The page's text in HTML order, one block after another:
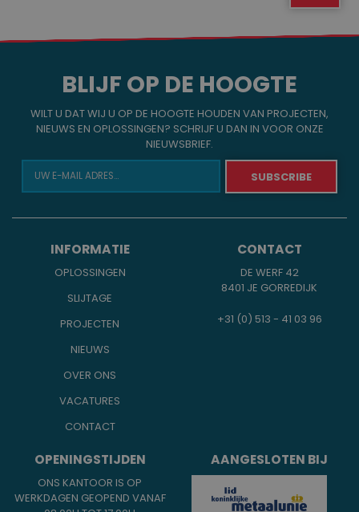
BLIJF OP DE HOOGTE
WILT U DAT WIJ U OP DE HOOGTE HOUDEN VAN PROJECTEN,
NIEUWS EN OPLOSSINGEN? SCHRIJF U DAN IN VOOR ONZE
NIEUWSBRIEF.
INFORMATIE
OPLOSSINGEN
SLIJTAGE
PROJECTEN
NIEUWS
OVER ONS
VACATURES
CONTACT
CONTACT
DE WERF 42
8401 JE GORREDIJK
+31 (0) 513 - 41 03 96
OPENINGSTIJDEN
ONS KANTOOR IS OP
WERKDAGEN GEOPEND VANAF
AANGESLOTEN BIJ